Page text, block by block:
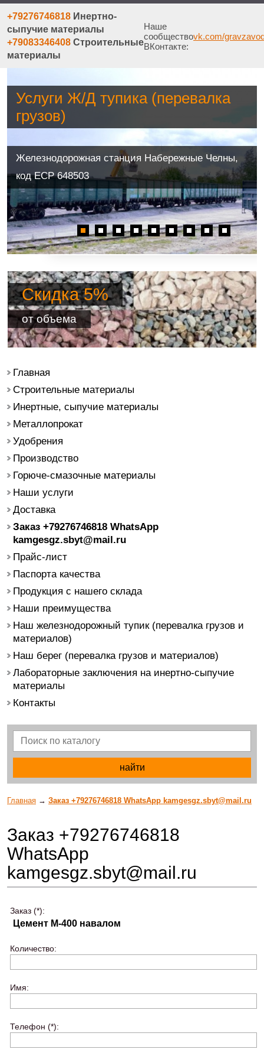
+79276746818 Инертно-
сыпучие материалы
+79083346408 Строительные
материалы
Наше
сообщество
ВКонтакте:
vk.com/
Услуги Ж/Д тупика (перевалка
грузов)
Железнодорожная станция Набережные Челны,
код ЕСР 648503
Скидка 5%
от объема
Главная
Строительные материалы
Инертные, сыпучие материалы
Металлопрокат
Удобрения
Производство
Горюче-смазочные материалы
Наши услуги
Доставка
Заказ +79276746818 WhatsApp
kamgesgz.sbyt@mail.ru
Прайс-лист
Паспорта качества
Продукция с нашего склада
Наши преимущества
Наш железнодорожный тупик (перевалка грузов и
материалов)
Наш берег (перевалка грузов и материалов)
Лабораторные заключения на инертно-сыпучие
материалы
Контакты
Главная → Заказ +79276746818 WhatsApp kamgesgz.sbyt@mail.ru
Заказ +79276746818
WhatsApp
kamgesgz.sbyt@mail.ru
Заказ (*):
Количество:
Имя:
Телефон (*):